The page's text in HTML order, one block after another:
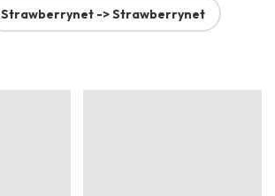
Strawberrynet -> Strawberrynet